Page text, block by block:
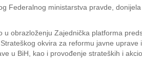
Federalnog ministarstva pravde,
u obrazloženju Zajednička platforma
okvira za reformu javne
u BiH, kao i provođenje strateških i